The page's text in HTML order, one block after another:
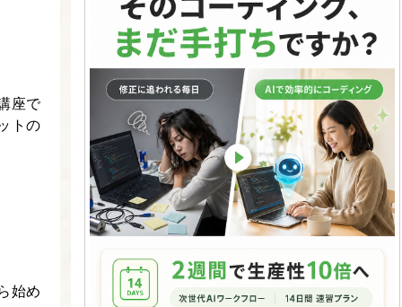
座で
トの
始め